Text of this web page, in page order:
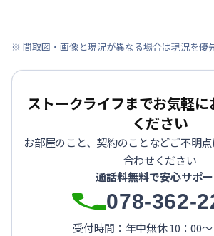
※ 間取図・画像と現況が異なる場合は現況を優
ストークライフまでお気軽
ください
お部屋のこと、契約のことなどご不明
合わせください
通話料無料で安心サポ
078-362-
受付時間：年中無休 10：00～